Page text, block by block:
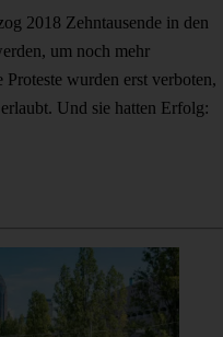
2018 Zehntausende in den
um noch mehr
wurden erst verboten,
Und sie hatten Erfolg: